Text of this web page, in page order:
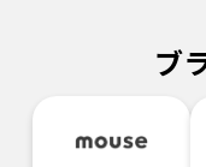
ブ